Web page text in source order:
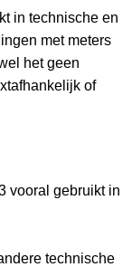
in technische en
met meters
het geen
of
vooral gebruikt in
technische